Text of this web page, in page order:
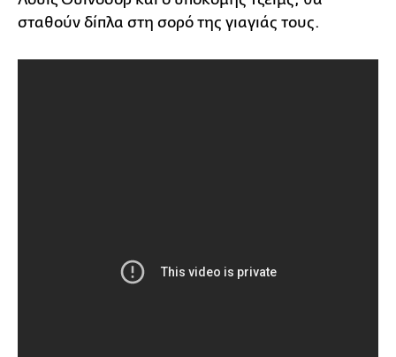
σταθούν δίπλα στη σορό της γιαγιάς τους.